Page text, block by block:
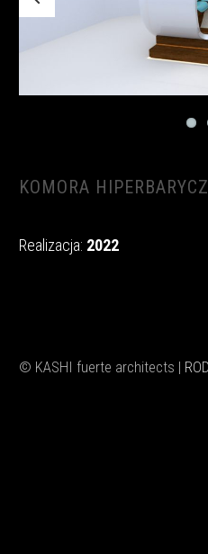
KOMORA
Realizacja: 2022
© KASHI fuerte architects |